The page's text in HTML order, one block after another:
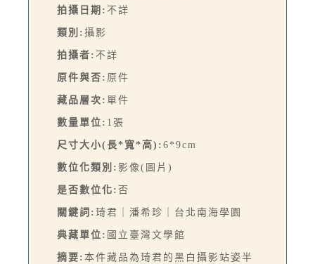
拍攝日期: 不詳
類別: 攝影
拍攝者: 不詳
原件與否: 原件
藏品層次: 單件
數量單位: 1張
尺寸大小(長*寬*高): 6*9cm
數位化類別: 影像(圖片)
是否數位化: 否
關鍵詞: 琦君｜潘希珍｜台北南海學園
典藏單位: 國立臺灣文學館
摘要: 本件藏品為琦君的黑白攝影站姿半